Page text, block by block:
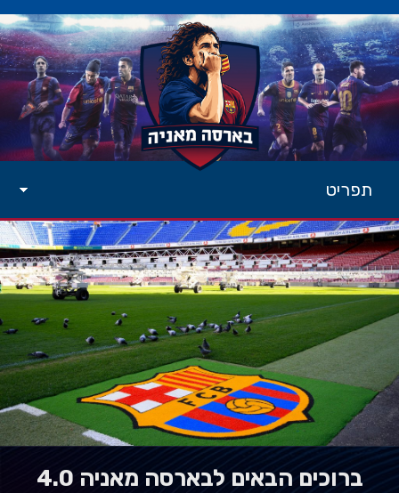
תפריט
ברוכים הבאים לבארסה מאניה 4.0